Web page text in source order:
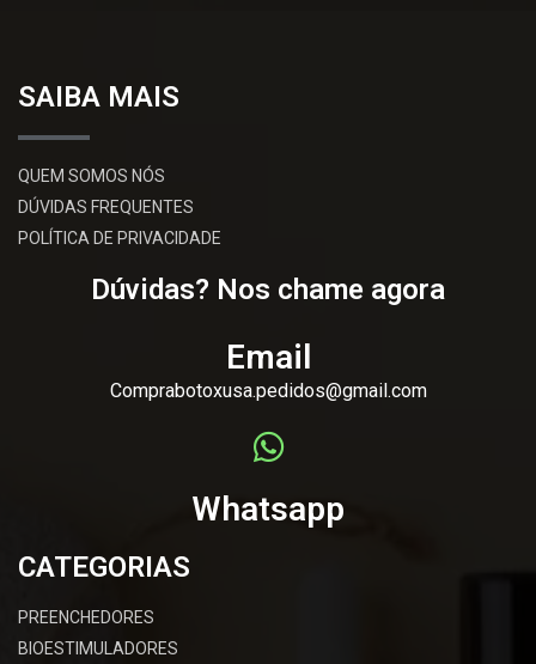
SAIBA MAIS
QUEM SOMOS NÓS
DÚVIDAS FREQUENTES
POLÍTICA DE PRIVACIDADE
Dúvidas? Nos chame agora
Email
Comprabotoxusa.pedidos@gmail.com
Whatsapp
CATEGORIAS
PREENCHEDORES
BIOESTIMULADORES